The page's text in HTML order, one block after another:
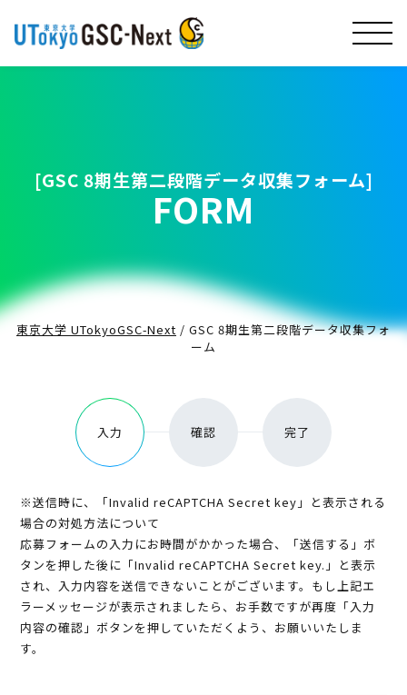
[GSC 8期生第二段階データ収集フォーム]
FORM
東京大学 UTokyoGSC-Next / GSC 8期生第二段階データ収集フォ
ーム
入力 確認 完了
※送信時に、「Invalid reCAPTCHA Secret key」と表示される
場合の対処方法について
応募フォームの入力にお時間がかかった場合、「送信する」ボ
タンを押した後に「Invalid reCAPTCHA Secret key.」と表示
され、入力内容を送信できないことがございます。もし上記エ
ラーメッセージが表示されましたら、お手数ですが再度「入力
内容の確認」ボタンを押していただくよう、お願いいたしま
す。